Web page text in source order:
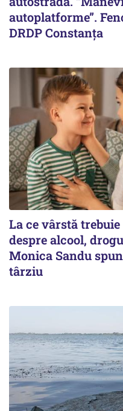
autoplatforme”.
DRDP Constanța
La ce vârstă
despre alcool,
Monica Sandu
târziu